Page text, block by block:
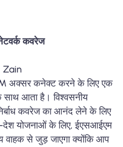
कवरेज
Zain
अक्सर कनेक्ट करने के लिए एक
आता है। विश्वसनीय
कवरेज का आनंद लेने के लिए
योजनाओं के लिए, ईएसआईएम
वाहक से जुड़ जाएगा क्योंकि आप